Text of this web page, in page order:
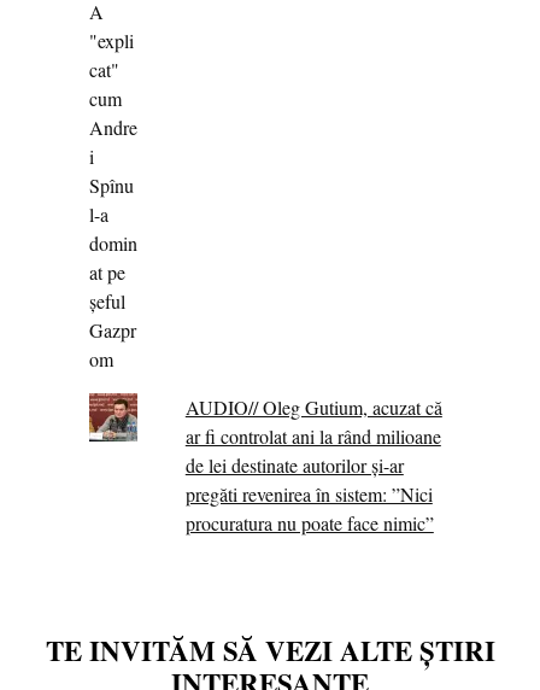
AUDIO// Oleg Gutium, acuzat că
ar fi controlat ani la rând milioane
de lei destinate autorilor și-ar
pregăti revenirea în sistem: ”Nici
procuratura nu poate face nimic”
TE INVITĂM SĂ VEZI ALTE ȘTIRI